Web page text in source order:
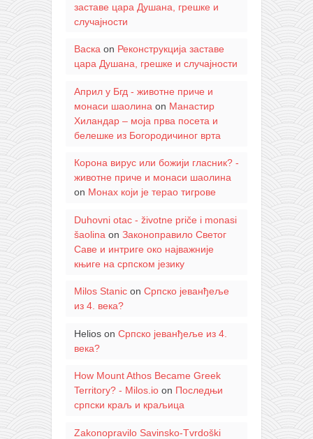
заставе цара Душана, грешке и
случајности
Васка on Реконструкција заставе
цара Душана, грешке и случајности
Април у Бгд - животне приче и
монаси шаолина on Манастир
Хиландар – моја прва посета и
белешке из Богородичиног врта
Корона вирус или божији гласник? -
животне приче и монаси шаолина
on Монах који је терао тигрове
Duhovni otac - životne priče i monasi
šaolina on Законоправило Светог
Саве и интриге око најважније
књиге на српском језику
Milos Stanicon Српско јеванђеље
из 4. века?
Helioson Српско јеванђеље из 4.
века?
How Mount Athos Became Greek
Territory? - Milos.ioon Последњи
српски краљ и краљица
Zakonopravilo Savinsko-Tvrdoški